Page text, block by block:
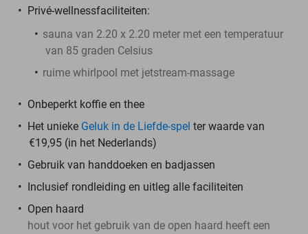
Privé-wellnessfaciliteiten:
sauna van 2.20 x 2.20 meter met een temperatuur
van 85 graden Celsius
ruime whirlpool met jetstream-massage
Onbeperkt koffie en thee
Het unieke Geluk in de Liefde-spel ter waarde van
€19,95 (in het Nederlands)
Gebruik van handdoeken en badjassen
Inclusief rondleiding en uitleg alle faciliteiten
Open haard
hout voor het gebruik van de open haard heeft een